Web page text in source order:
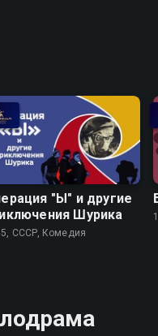
"Ы" и другие
Шурика
СССР, Комедия